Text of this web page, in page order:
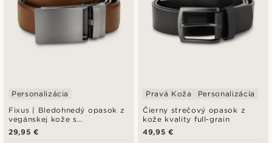
Fixus | Bledohnedý opasok z
vegánskej kože s
automatickou prackou
Personalizácia
29,95 €
Čierny strečový opasok z
kože kvality full-grain
Pravá Koža Personalizácia
49,95 €